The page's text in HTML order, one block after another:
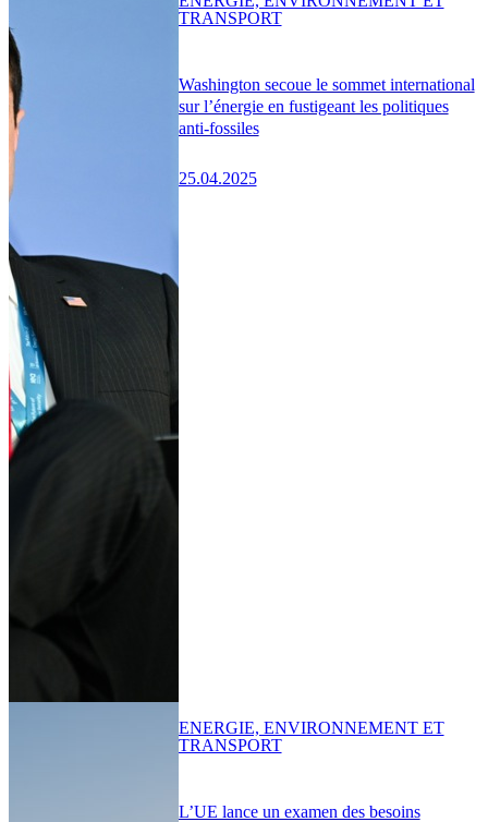
Washington secoue le sommet international
sur l’énergie en fustigeant les politiques
anti-fossiles
25.04.2025
TRANSPORT
L’UE lance un examen des besoins
ENERGIE, ENVIRONNEMENT ET
TRANSPORT